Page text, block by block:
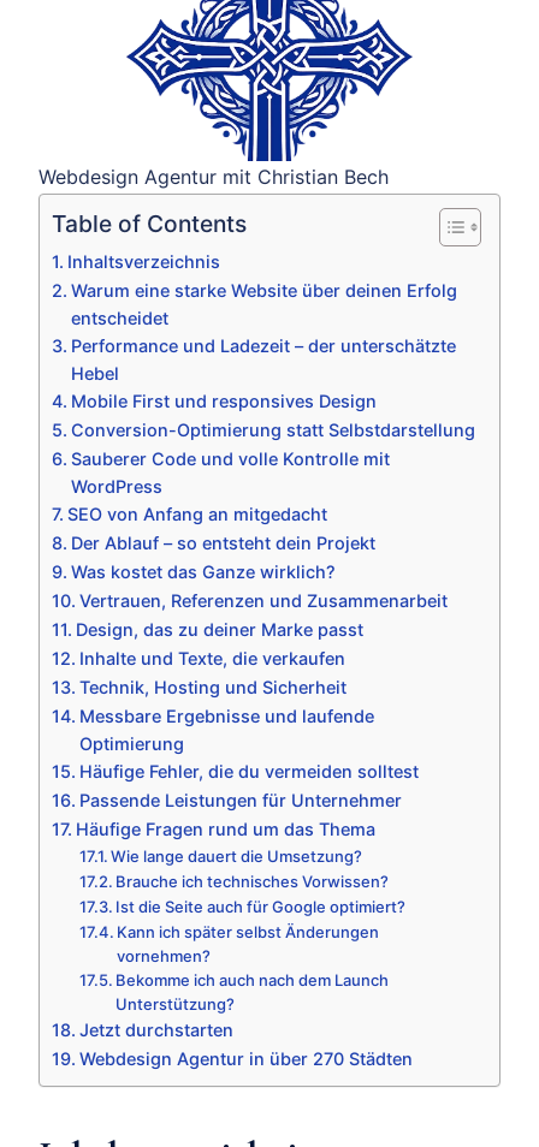
Webdesign Agentur mit Christian Bech
Table of Contents
Inhaltsverzeichnis
Warum eine starke Website über deinen Erfolg
entscheidet
Performance und Ladezeit – der unterschätzte
Hebel
Mobile First und responsives Design
Conversion-Optimierung statt Selbstdarstellung
Sauberer Code und volle Kontrolle mit
WordPress
SEO von Anfang an mitgedacht
Der Ablauf – so entsteht dein Projekt
Was kostet das Ganze wirklich?
Vertrauen, Referenzen und Zusammenarbeit
Design, das zu deiner Marke passt
Inhalte und Texte, die verkaufen
Technik, Hosting und Sicherheit
Messbare Ergebnisse und laufende
Optimierung
Häufige Fehler, die du vermeiden solltest
Passende Leistungen für Unternehmer
Häufige Fragen rund um das Thema
Wie lange dauert die Umsetzung?
Brauche ich technisches Vorwissen?
Ist die Seite auch für Google optimiert?
Kann ich später selbst Änderungen
vornehmen?
Bekomme ich auch nach dem Launch
Unterstützung?
Jetzt durchstarten
Webdesign Agentur in über 270 Städten